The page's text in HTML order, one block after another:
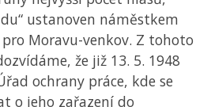
ustanoven náměstkem
Moravu-venkov. Z tohoto
že již 13. 5. 1948
ochrany práce, kde se
o jeho zařazení do